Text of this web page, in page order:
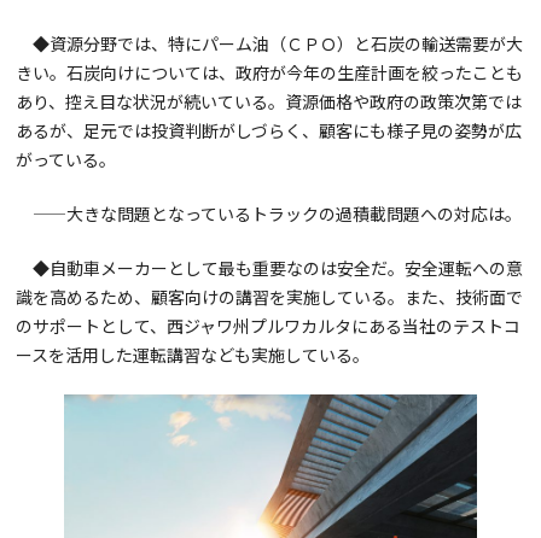
◆資源分野では、特にパーム油（ＣＰＯ）と石炭の輸送需要が大
きい。石炭向けについては、政府が今年の生産計画を絞ったことも
あり、控え目な状況が続いている。資源価格や政府の政策次第では
あるが、足元では投資判断がしづらく、顧客にも様子見の姿勢が広
がっている。
——大きな問題となっているトラックの過積載問題への対応は。
◆自動車メーカーとして最も重要なのは安全だ。安全運転への意
識を高めるため、顧客向けの講習を実施している。また、技術面で
のサポートとして、西ジャワ州プルワカルタにある当社のテストコ
ースを活用した運転講習なども実施している。